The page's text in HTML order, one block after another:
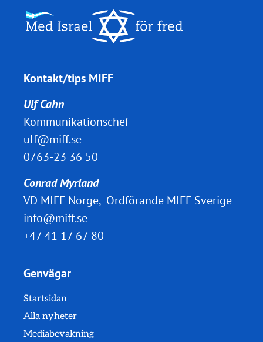
Kontakt/tips MIFF
Ulf Cahn
Kommunikationschef
ulf@miff.se
0763-23 36 50
Conrad Myrland
VD MIFF Norge, Ordförande MIFF Sverige
info@miff.se
+47 41 17 67 80
Genvägar
Startsidan
Alla nyheter
Mediabevakning